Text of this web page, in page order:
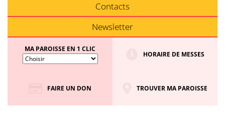
Contacts
Newsletter
MA PAROISSE EN 1 CLIC
HORAIRE DE MESSES
FAIRE UN DON TROUVER MA PAROISSE